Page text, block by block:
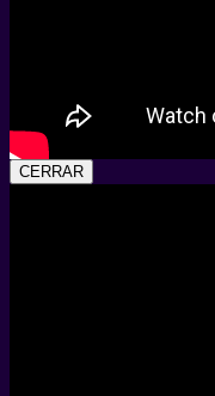
CERRAR